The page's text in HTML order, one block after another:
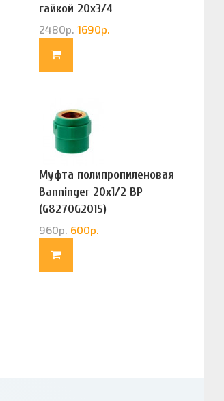
гайкой 20х3/4
(G83322020)
2480р. 1690р.
Муфта полипропиленовая
Banninger 20х1/2 ВР
(G8270G2015)
960р. 600р.